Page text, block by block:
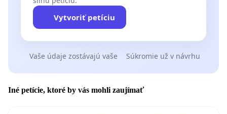
Vytvoriť petíciu
Vaše údaje zostávajú vaše Súkromie už v návrhu
Iné petície, ktoré by vás mohli zaujímať